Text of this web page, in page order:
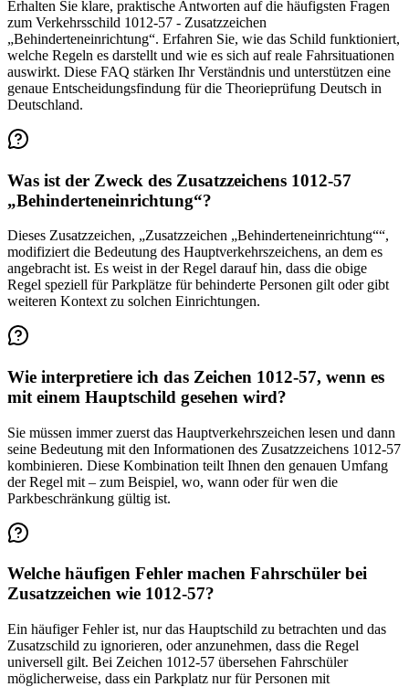
Erhalten Sie klare, praktische Antworten auf die häufigsten Fragen
zum Verkehrsschild 1012-57 - Zusatzzeichen
„Behinderteneinrichtung“. Erfahren Sie, wie das Schild funktioniert,
welche Regeln es darstellt und wie es sich auf reale Fahrsituationen
auswirkt. Diese FAQ stärken Ihr Verständnis und unterstützen eine
genaue Entscheidungsfindung für die Theorieprüfung Deutsch in
Deutschland.
Was ist der Zweck des Zusatzzeichens 1012-57
„Behinderteneinrichtung“?
Dieses Zusatzzeichen, „Zusatzzeichen „Behinderteneinrichtung““,
modifiziert die Bedeutung des Hauptverkehrszeichens, an dem es
angebracht ist. Es weist in der Regel darauf hin, dass die obige
Regel speziell für Parkplätze für behinderte Personen gilt oder gibt
weiteren Kontext zu solchen Einrichtungen.
Wie interpretiere ich das Zeichen 1012-57, wenn es
mit einem Hauptschild gesehen wird?
Sie müssen immer zuerst das Hauptverkehrszeichen lesen und dann
seine Bedeutung mit den Informationen des Zusatzzeichens 1012-57
kombinieren. Diese Kombination teilt Ihnen den genauen Umfang
der Regel mit – zum Beispiel, wo, wann oder für wen die
Parkbeschränkung gültig ist.
Welche häufigen Fehler machen Fahrschüler bei
Zusatzzeichen wie 1012-57?
Ein häufiger Fehler ist, nur das Hauptschild zu betrachten und das
Zusatzschild zu ignorieren, oder anzunehmen, dass die Regel
universell gilt. Bei Zeichen 1012-57 übersehen Fahrschüler
möglicherweise, dass ein Parkplatz nur für Personen mit